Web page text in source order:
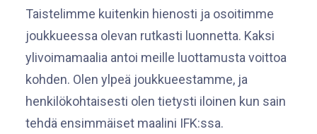
Taistelimme kuitenkin hienosti ja osoitimme
joukkueessa olevan rutkasti luonnetta. Kaksi
ylivoimamaalia antoi meille luottamusta voittoa
kohden. Olen ylpeä joukkueestamme, ja
henkilökohtaisesti olen tietysti iloinen kun sain
tehdä ensimmäiset maalini IFK:ssa.